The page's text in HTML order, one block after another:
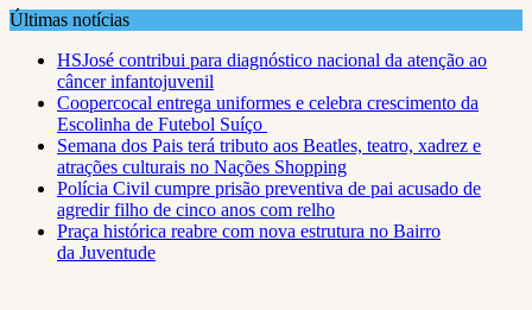
Skip
content
Últimas notícias
HSJosé contribui para diagnóstico nacional da atenção ao
câncer infantojuvenil
Coopercocal entrega uniformes e celebra crescimento da
Escolinha de Futebol Suíço
Semana dos Pais terá tributo aos Beatles, teatro, xadrez e
atrações culturais no Nações Shopping
Polícia Civil cumpre prisão preventiva de pai acusado de
agredir filho de cinco anos com relho
Praça histórica reabre com nova estrutura no Bairro
da Juventude